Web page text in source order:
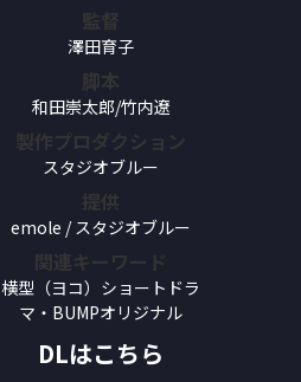
監督
澤田育子
脚本
和田崇太郎/竹内遼
製作プロダクション
スタジオブルー
提供
emole / スタジオブルー
関連キーワード
横型（ヨコ）ショートドラ
マ・BUMPオリジナル
DLはこちら